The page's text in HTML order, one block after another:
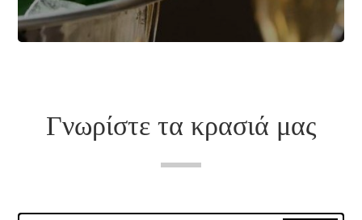
Γνωρίστε τα κρασιά μας